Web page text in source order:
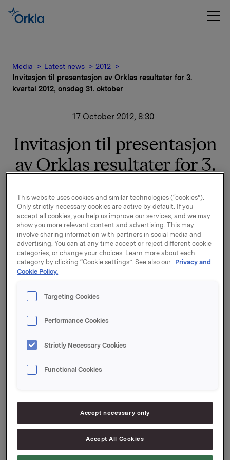
Media Latest news
2012
Invitasjon til presentasjon av Orklas resultater for 3.
kvartal 2012, onsdag 31. oktober
17 October 2012, 8:30
Invitasjon til presentasjon
av Orklas resultater for 3.
oktober
Orkla offentliggjør resultater for 3. kvartal 2012,
onsdag 31. oktober 2012 kl. 07.00. Kvartalsrapporten
og presentasjonsmaterialet blir samtidig gjort
tilgjengelig påwww.orkla.no.
Presentasjon av resultatene holdes kl 08.00 i Vika
Presentasjonen samt påfølgende Q&A holdes på
engelsk og kan sees direkte via webcast på
www.orkla.no. Presentasjonen kan også følges direkte
på tlf: 21 03 33 95. Pinkode: 29228#.
Orkla ASA,
Referanse Orkla Investor Relations:
Tlf: 22 54 44 18
Denne opplysningen er informasjonspliktig etter
verdipapirhandelloven §5-12
This website uses cookies and similar technologies (“cookies”).
Only strictly necessary cookies are active by default. If you
accept all cookies, you help us improve our services, and we may
show you more relevant content and advertising. This may
involve sharing information with partners in social media and
advertising. You can at any time accept or reject different cookie
categories, or change your choices. Learn more about each
category by clicking “Cookie settings”. See also our Privacy and
Cookie Policy.
Targeting Cookies
Performance Cookies
Strictly Necessary Cookies
Functional Cookies
Accept necessary only
Accept All Cookies